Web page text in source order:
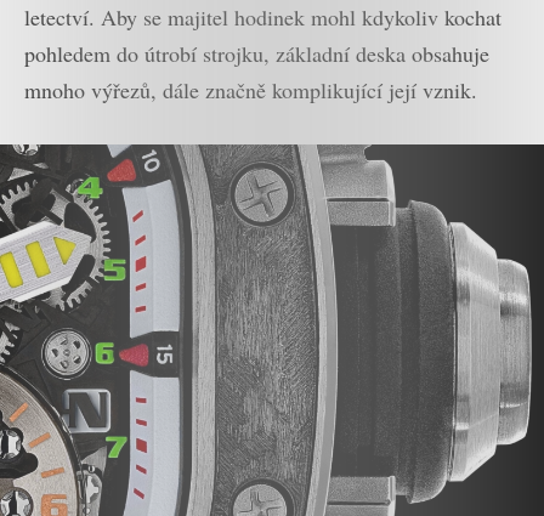
letectví. Aby se majitel hodinek mohl kdykoliv kochat
pohledem do útrobí strojku, základní deska obsahuje
mnoho výřezů, dále značně komplikující její vznik.